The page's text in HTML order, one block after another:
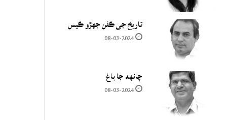
تاريخ جي ڪفن جھڙو ڪيس
08-03-2024
چانهه جا باغ
08-03-2024